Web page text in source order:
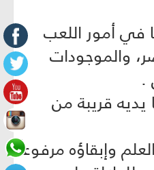
في أمور اللعب
والموجودات
.
قريبة من
وإبقاؤه مرفوعاً